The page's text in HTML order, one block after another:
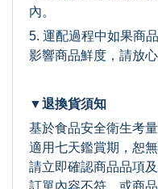
內。
5. 運配過程中如果商
影響商品鮮度，請放心
▼退換貨須知
基於食品安全衛生考
適用七天鑑賞期，恕
請立即確認商品品項
訂單內容不符，或商